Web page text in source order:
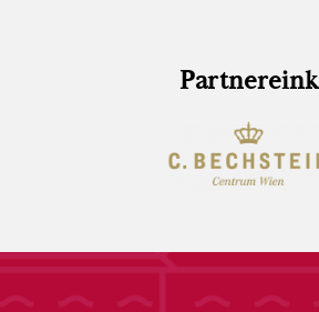
Partnereink